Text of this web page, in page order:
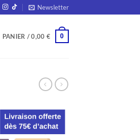
Newsletter
PANIER /0,00 € 0